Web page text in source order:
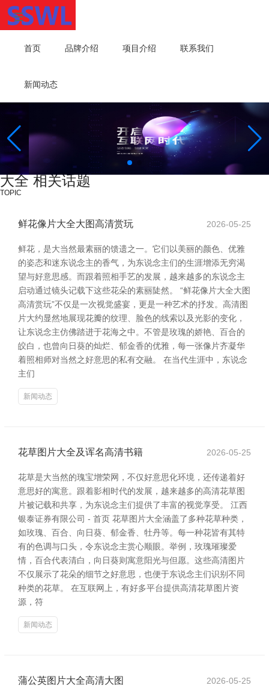
首页 品牌介绍 项目介绍 联系我们
新闻动态
大全 相关话题
TOPIC
鲜花像片大全大图高清赏玩 2026-05-25
鲜花，是大当然最素丽的馈遗之一。它们以美丽的颜色、优雅
的姿态和迷东说念主的香气，为东说念主们的生涯增添无穷渴
望与好意思感。而跟着照相手艺的发展，越来越多的东说念主
启动通过镜头记载下这些花朵的素丽陡然。 “鲜花像片大全大图
高清赏玩”不仅是一次视觉盛宴，更是一种艺术的抒发。高清图
片大约显然地展现花瓣的纹理、脸色的线索以及光影的变化，
让东说念主仿佛踏进于花海之中。不管是玫瑰的娇艳、百合的
皎白，也曾向日葵的灿烂、郁金香的优雅，每一张像片齐凝华
着照相师对当然之好意思的私有交融。 在当代生涯中，东说念
主们
新闻动态
花草图片大全及诨名高清书籍 2026-05-25
花草是大当然的瑰宝增荣网，不仅好意思化环境，还传递着好
意思好的寓意。跟着影相时代的发展，越来越多的高清花草图
片被记载和共享，为东说念主们提供了丰富的视觉享受。 江西
银泰证券有限公司 - 首页 花草图片大全涵盖了多种花草种类，
如玫瑰、百合、向日葵、郁金香、牡丹等。每一种花皆有其特
有的色调与口头，令东说念主赏心顺眼。举例，玫瑰璀璨爱
情，百合代表清白，向日葵则寓意阳光与但愿。这些高清图片
不仅展示了花朵的细节之好意思，也便于东说念主们识别不同
种类的花草。 在互联网上，有好多平台提供高清花草图片资
源，符
新闻动态
蒲公英图片大全高清大图 2026-05-25